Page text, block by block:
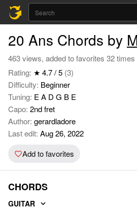
20 Ans Chords by
463 views, added to favorites 32 times
Rating: ★ 4.7 / 5 (3)
Difficulty: Beginner
Tuning: E A D G B E
Capo: 2nd fret
Author: gerardladore
Last edit: Aug 26, 2022
Add to favorites
CHORDS
GUITAR